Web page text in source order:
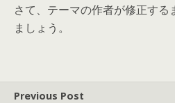
さて、テーマの作者が修正する
ましょう。
Previous Post